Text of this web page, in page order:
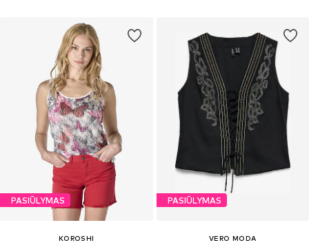
PASIŪLYMAS
KOROSHI
PASIŪLYMAS
VERO MODA